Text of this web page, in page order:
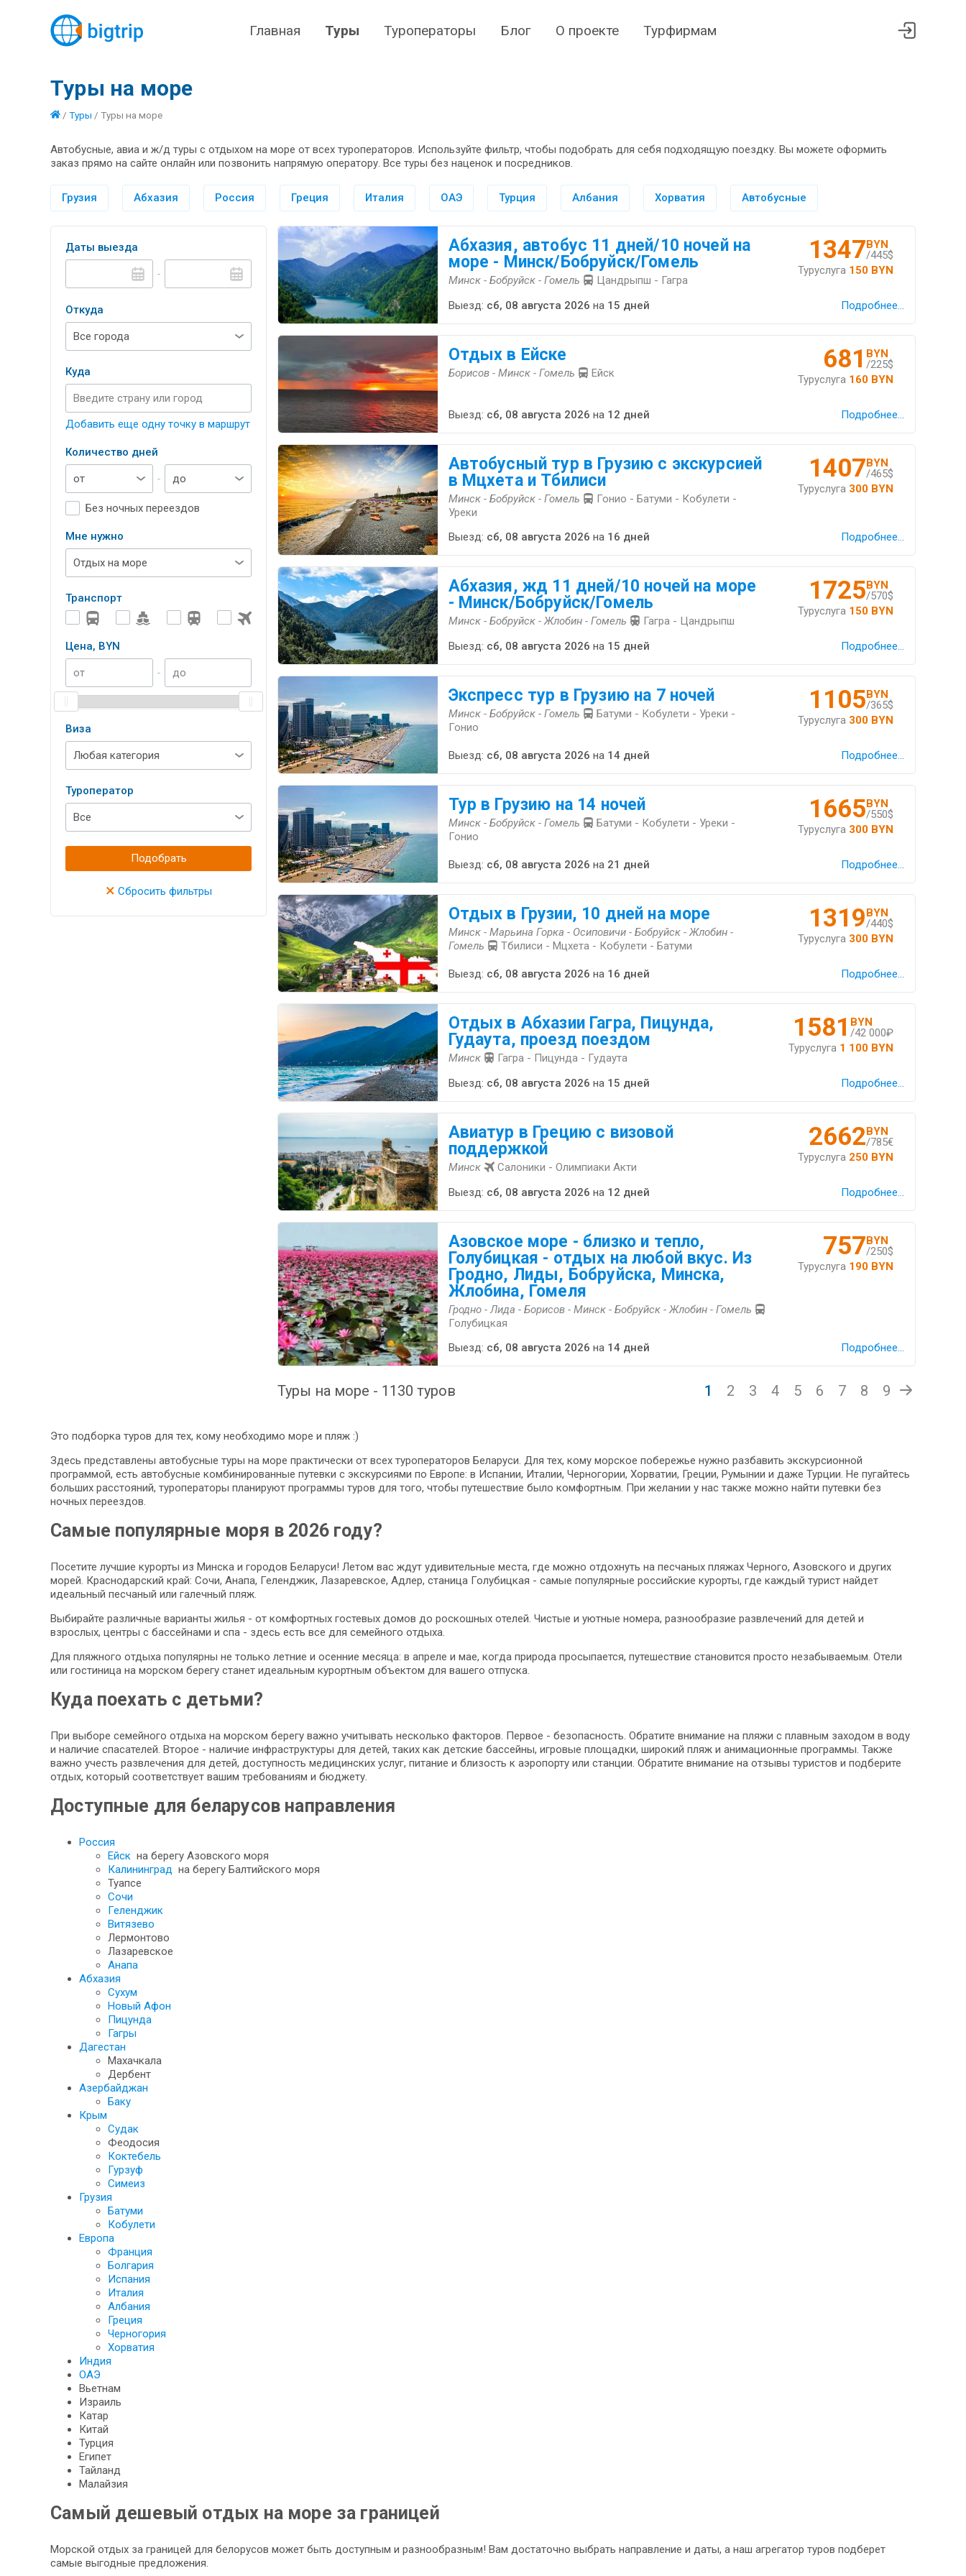
Главная Туры Туроператоры Блог О проекте Турфирмам
Туры на море
/ Туры / Туры на море
Автобусные, авиа и ж/д туры с отдыхом на море от всех туроператоров. Используйте фильтр, чтобы подобрать для себя подходящую поездку. Вы можете оформить
заказ прямо на сайте онлайн или позвонить напрямую оператору. Все туры без наценок и посредников.
Грузия Абхазия Россия Греция Италия ОАЭ Турция Албания Хорватия Автобусные
Даты выезда
-
Откуда
Куда
Добавить еще одну точку в маршрут
Количество дней
-
Без ночных переездов
Мне нужно
Транспорт
Цена, BYN
-
Виза
Туроператор
Подобрать
× Сбросить фильтры
Абхазия, автобус 11 дней/10 ночей на
море - Минск/Бобруйск/Гомель
Минск - Бобруйск - Гомель Цандрыпш - Гагра
1347BYN
/445$
Туруслуга 150 BYN
Выезд: сб, 08 августа 2026 на 15 дней Подробнее...
Отдых в Ейске
Борисов - Минск - Гомель Ейск 681 BYN
/225$
Туруслуга 160 BYN
Выезд: сб, 08 августа 2026 на 12 дней Подробнее...
Автобусный тур в Грузию с экскурсией
в Мцхета и Тбилиси
Минск - Бобруйск - Гомель
Гонио - Батуми - Кобулети -
Уреки
1407BYN
/465$
Туруслуга 300 BYN
Выезд: сб, 08 августа 2026 на 16 дней Подробнее...
Абхазия, жд 11 дней/10 ночей на море
- Минск/Бобруйск/Гомель
Минск - Бобруйск - Жлобин - Гомель Гагра - Цандрыпш
1725BYN
/570$
Туруслуга 150 BYN
Выезд: сб, 08 августа 2026 на 15 дней Подробнее...
Экспресс тур в Грузию на 7 ночей
Минск - Бобруйск - Гомель
Батуми - Кобулети - Уреки -
Гонио
1105BYN
/365$
Туруслуга 300 BYN
Выезд: сб, 08 августа 2026 на 14 дней Подробнее...
Тур в Грузию на 14 ночей
Минск - Бобруйск - Гомель
Батуми - Кобулети - Уреки -
Гонио
1665BYN
/550$
Туруслуга 300 BYN
Выезд: сб, 08 августа 2026 на 21 дней Подробнее...
Отдых в Грузии, 10 дней на море
Минск - Марьина Горка - Осиповичи - Бобруйск - Жлобин -
Гомель
Тбилиси - Мцхета - Кобулети - Батуми
1319BYN
/440$
Туруслуга 300 BYN
Выезд: сб, 08 августа 2026 на 16 дней Подробнее...
Отдых в Абхазии Гагра, Пицунда,
Гудаута, проезд поездом
Минск Гагра - Пицунда - Гудаута
1581 BYN
/42 000₽
Туруслуга 1 100 BYN
Выезд: сб, 08 августа 2026 на 15 дней Подробнее...
Авиатур в Грецию с визовой
поддержкой
Минск Салоники - Олимпиаки Акти
2662BYN
/785€
Туруслуга 250 BYN
Выезд: сб, 08 августа 2026 на 12 дней Подробнее...
Азовское море - близко и тепло,
Голубицкая - отдых на любой вкус. Из
Гродно, Лиды, Бобруйска, Минска,
Жлобина, Гомеля
Гродно - Лида - Борисов - Минск - Бобруйск - Жлобин - Гомель
Голубицкая
757BYN
/250$
Туруслуга 190 BYN
Выезд: сб, 08 августа 2026 на 14 дней Подробнее...
Туры на море - 1130 туров 1 2 3 4 5 6 7 8 9
Это подборка туров для тех, кому необходимо море и пляж :)
Здесь представлены автобусные туры на море практически от всех туроператоров Беларуси. Для тех, кому морское побережье нужно разбавить экскурсионной
программой, есть автобусные комбинированные путевки с экскурсиями по Европе: в Испании, Италии, Черногории, Хорватии, Греции, Румынии и даже Турции. Не пугайтесь
больших расстояний, туроператоры планируют программы туров для того, чтобы путешествие было комфортным. При желании у нас также можно найти путевки без
ночных переездов.
Самые популярные моря в 2026 году?
Посетите лучшие курорты из Минска и городов Беларуси! Летом вас ждут удивительные места, где можно отдохнуть на песчаных пляжах Черного, Азовского и других
морей. Краснодарский край: Сочи, Анапа, Геленджик, Лазаревское, Адлер, станица Голубицкая - самые популярные российские курорты, где каждый турист найдет
идеальный песчаный или галечный пляж.
Выбирайте различные варианты жилья - от комфортных гостевых домов до роскошных отелей. Чистые и уютные номера, разнообразие развлечений для детей и
взрослых, центры с бассейнами и спа - здесь есть все для семейного отдыха.
Для пляжного отдыха популярны не только летние и осенние месяца: в апреле и мае, когда природа просыпается, путешествие становится просто незабываемым. Отели
или гостиница на морском берегу станет идеальным курортным объектом для вашего отпуска.
Куда поехать с детьми?
При выборе семейного отдыха на морском берегу важно учитывать несколько факторов. Первое - безопасность. Обратите внимание на пляжи с плавным заходом в воду
и наличие спасателей. Второе - наличие инфраструктуры для детей, таких как детские бассейны, игровые площадки, широкий пляж и анимационные программы. Также
важно учесть развлечения для детей, доступность медицинских услуг, питание и близость к аэропорту или станции. Обратите внимание на отзывы туристов и подберите
отдых, который соответствует вашим требованиям и бюджету.
Доступные для беларусов направления
Россия
Ейск на берегу Азовского моря
Калининград на берегу Балтийского моря
Туапсе
Сочи
Геленджик
Витязево
Лермонтово
Лазаревское
Анапа
Абхазия
Сухум
Новый Афон
Пицунда
Гагры
Дагестан
Махачкала
Дербент
Азербайджан
Баку
Крым
Судак
Феодосия
Коктебель
Гурзуф
Симеиз
Грузия
Батуми
Кобулети
Европа
Франция
Болгария
Испания
Италия
Албания
Греция
Черногория
Хорватия
Индия
ОАЭ
Вьетнам
Израиль
Катар
Китай
Турция
Египет
Тайланд
Малайзия
Самый дешевый отдых на море за границей
Морской отдых за границей для белорусов может быть доступным и разнообразным! Вам достаточно выбрать направление и даты, а наш агрегатор туров подберет
самые выгодные предложения.